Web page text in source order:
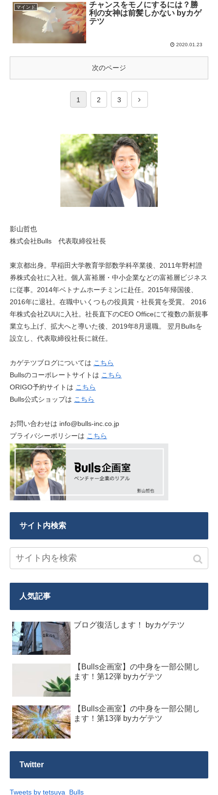
マインド
チャンスをモノにするには？勝
利の女神は前髪しかない byカゲ
テツ
2020.01.23
次のページ
1 2 3
影山哲也
株式会社Bulls 代表取締役社長
東京都出身。早稲田大学教育学部数学科卒業後、2011年野村證
券株式会社に入社。個人富裕層・中小企業などの富裕層ビジネス
に従事。2014年ベトナムホーチミンに赴任。2015年帰国後、
2016年に退社。在職中いくつもの役員賞・社長賞を受賞。 2016
年株式会社ZUUに入社。社長直下のCEO Officeにて複数の新規事
業立ち上げ、拡大へと導いた後、2019年8月退職。 翌月Bullsを
設立し、代表取締役社長に就任。
カゲテツブログについては こちら
Bullsのコーポレートサイトは こちら
ORIGO予約サイトは こちら
Bulls公式ショップは こちら
お問い合わせは info@bulls-inc.co.jp
プライバシーポリシーは こちら
サイト内検索
人気記事
ブログ復活します！ byカゲテツ
【Bulls企画室】の中身を一部公開し
ます！第12弾 byカゲテツ
【Bulls企画室】の中身を一部公開し
ます！第13弾 byカゲテツ
Twitter
Tweets by tetsuya_Bulls